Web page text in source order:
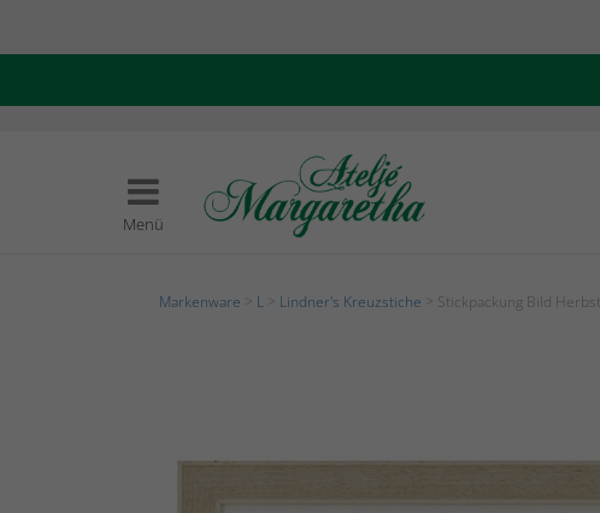
Menü
Markenware L Lindner's Kreuzstiche > Stickpackung Bild Herbst